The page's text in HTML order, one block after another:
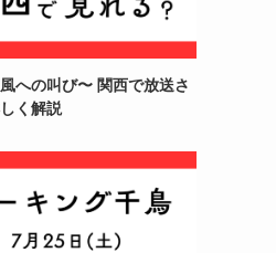
への叫び〜 関西で放送さ
く解説